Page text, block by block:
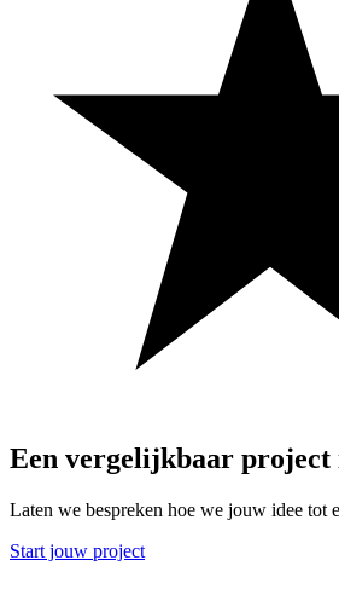
Een vergelijkbaar project
Laten we bespreken hoe we jouw idee tot
Start jouw project